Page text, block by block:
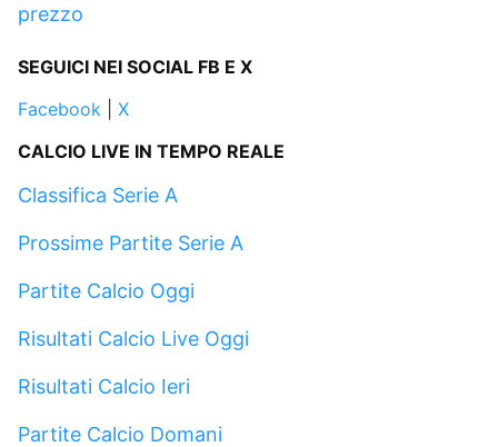
prezzo
SEGUICI NEI SOCIAL FB E X
Facebook
X
CALCIO LIVE IN TEMPO REALE
Classifica Serie A
Prossime Partite Serie A
Partite Calcio Oggi
Risultati Calcio Live Oggi
Risultati Calcio Ieri
Partite Calcio Domani